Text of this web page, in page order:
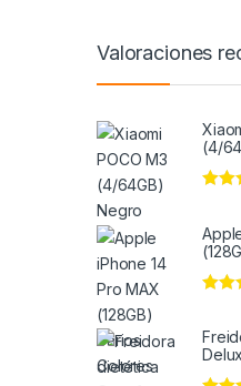
Valoraciones
(4/